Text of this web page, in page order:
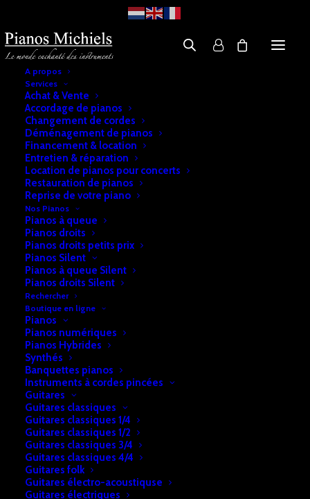
A propos
Services
Achat & Vente
Accordage de pianos
Changement de cordes
Déménagement de pianos
Financement & location
Entretien & réparation
Location de pianos pour concerts
Restauration de pianos
Reprise de votre piano
Nos Pianos
Pianos à queue
Pianos droits
Pianos droits petits prix
Pianos Silent
Pianos à queue Silent
Pianos droits Silent
Rechercher
Boutique en ligne
Pianos
Pianos numériques
Pianos Hybrides
Synthés
Banquettes pianos
Instruments à cordes pincées
Guitares
Guitares classiques
Guitares classiques 1/4
Guitares classiques 1/2
Guitares classiques 3/4
Guitares classiques 4/4
Guitares folk
Guitares électro-acoustiquse
Guitares électriques
Accueil Accessoires
Housse guitare classique GB10C2